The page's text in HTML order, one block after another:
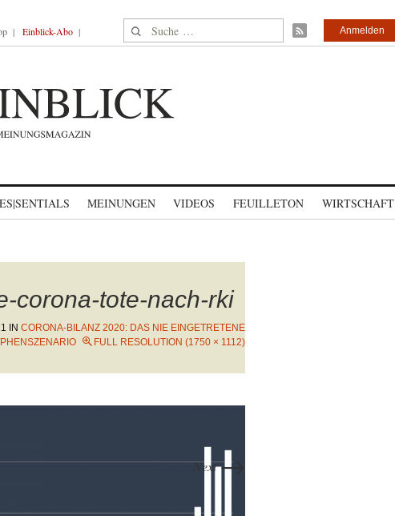
Einblick-Abo Suche nach: Anmelden
MEINUNGEN VIDEOS FEUILLETON WIRTSCHAFT
corona-tote-nach-rki
IN CORONA-BILANZ 2020: DAS NIE EINGETRETENE
FULL RESOLUTION (1750 × 1112)
Next→